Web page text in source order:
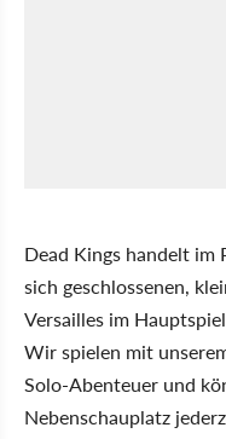
Dead Kings handelt im
sich geschlossenen,
Versailles im
Wir spielen mit
Solo-Abenteuer und
Nebenschauplatz